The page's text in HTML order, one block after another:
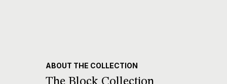
ABOUT THE COLLECTION